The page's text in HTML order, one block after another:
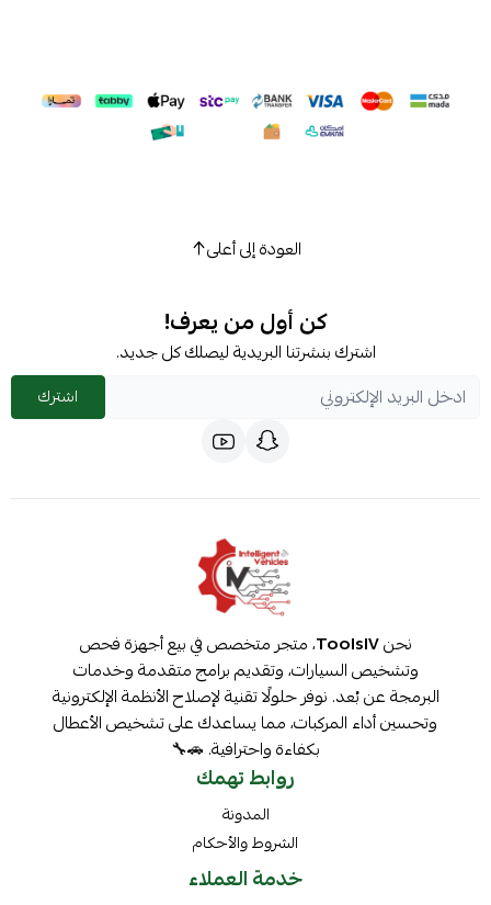
العودة إلى أعلى
كن أول من يعرف!
اشترك بنشرتنا البريدية ليصلك كل جديد.
اشترك
نحنToolsIV، متجر متخصص في بيع أجهزة فحص
وتشخيص السيارات، وتقديم برامج متقدمة وخدمات
البرمجة عن بُعد. نوفر حلولًا تقنية لإصلاح الأنظمة الإلكترونية
وتحسين أداء المركبات، مما يساعدك على تشخيص الأعطال
بكفاءة واحترافية. 🚗🔧
روابط تهمك
المدونة
الشروط والأحكام
خدمة العملاء